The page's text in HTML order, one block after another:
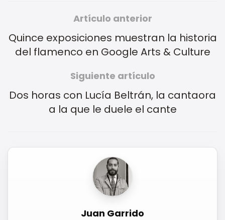
Artículo anterior
Quince exposiciones muestran la historia
del flamenco en Google Arts & Culture
Siguiente artículo
Dos horas con Lucía Beltrán, la cantaora
a la que le duele el cante
Juan Garrido